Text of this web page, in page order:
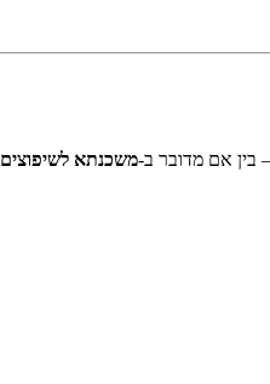
בין אם מדובר ב-משכנתא לשיפוצים